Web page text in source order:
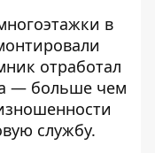
в
отработал
— больше чем
службу.